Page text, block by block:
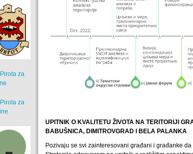
UPITNIK O KVALITETU ŽIVOTA NA TERITORIJI
BABUŠNICA, DIMITROVGRAD I BELA PALANKA
Pozivaju se svi zainteresovani građani i građanke
za
za